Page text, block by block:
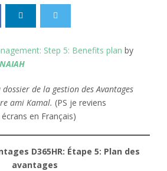
Step 5: Benefits plan by
de la gestion des Avantages
ami Kamal. (PS je reviens
en Français)
D365HR: Étape 5: Plan des
avantages